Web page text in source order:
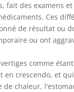
fait des examens
Ces
de résultat ou
ou ont
comme
en crescendo, et
de chaleur,